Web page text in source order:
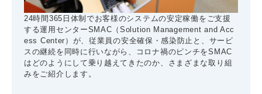
24時間365日体制でお客様のシステムの安定稼働をご支援
する運用センターSMAC（Solution Management and Acc
ess Center）が、従業員の安全確保・感染防止と、サービ
スの継続を同時に行いながら、コロナ禍のピンチをSMAC
はどのようにして乗り越えてきたのか、さまざまな取り組
みをご紹介します。